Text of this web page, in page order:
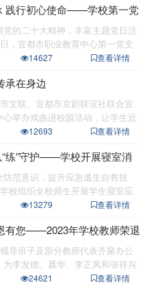
2023-12-15
秋季学期食堂满
2023-07-26
招生录取征集志
2023-07-21
新生报到注册公
2023-07-20
游服务与管理和
践行初心使命——学校第一党
物馆开展支部主题党日活动
的二十大精神，丰富主题党日活
，宜都市职业教育中心第一党支
14627 查看详情
承在身边
文联、宜都市京剧联谊社联合宜
心举办戏曲进校园活动，让学生近
12693 查看详情
“练”守护——学校开展寝室消
防范意识，提升应急逃生自救技
校组织全校师生开展学生寝室应
13279 查看详情
有您——2023年学校教师荣退
导班子及部分教师代表齐聚办公
李发德、聂华、李正凤和张祥兴
24621 查看详情